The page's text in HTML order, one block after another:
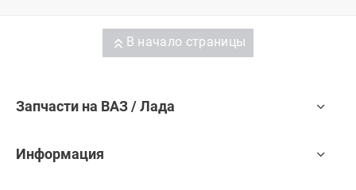
В начало страницы
Запчасти на ВАЗ / Лада
Информация